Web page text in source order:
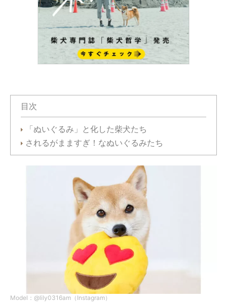
目次
「ぬいぐるみ」と化した柴犬たち
されるがまますぎ！なぬいぐるみたち
Model：@lily0316am（Instagram）